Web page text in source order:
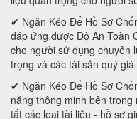
✔ Ngăn Kéo Để Hồ Sơ
đáp ứng được Độ An Toàn
cho người sử dụng chuyên
trọng và các tài sản quý giá
✔ Ngăn Kéo Để Hồ Sơ
năng thông minh bên
tất các loại tài liệu - hồ sơ